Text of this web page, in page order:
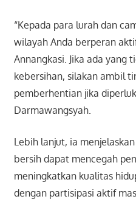
“Kepada para lurah dan
wilayah Anda berperan
Annangkasi. Jika ada yang
kebersihan, silakan ambil
pemberhentian jika
Darmawangsyah.
Lebih lanjut, ia
bersih dapat mencegah
meningkatkan kualitas
dengan partisipasi aktif